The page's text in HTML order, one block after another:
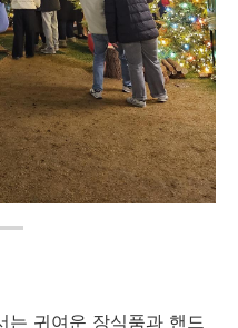
는 귀여운 장식품과 핸드